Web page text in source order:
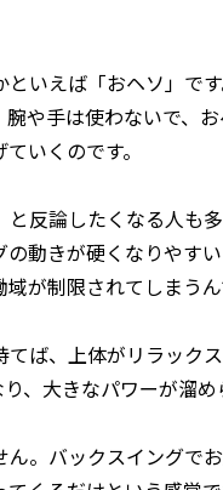
いえば「おヘソ」で
や手は使わないで、
いくのです。
反論したくなる人も
動きが硬くなりやす
が制限されてしまうん
ば、上体がリラック
、大きなパワーが溜め
。バックスイングで